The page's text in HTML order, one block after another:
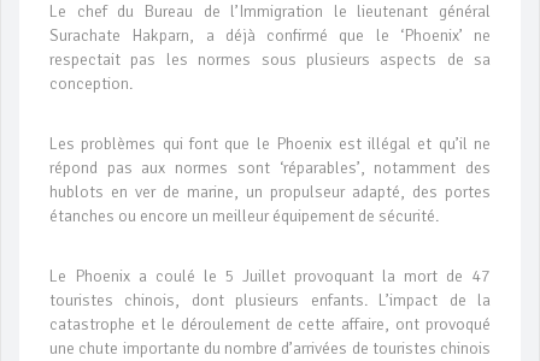
Le chef du Bureau de l’Immigration le lieutenant général
Surachate Hakparn, a déjà confirmé que le ‘Phoenix’ ne
respectait pas les normes sous plusieurs aspects de sa
conception.
Les problèmes qui font que le Phoenix est illégal et qu’il ne
répond pas aux normes sont ‘réparables’, notamment des
hublots en ver de marine, un propulseur adapté, des portes
étanches ou encore un meilleur équipement de sécurité.
Le Phoenix a coulé le 5 Juillet provoquant la mort de 47
touristes chinois, dont plusieurs enfants. L’impact de la
catastrophe et le déroulement de cette affaire, ont provoqué
une chute importante du nombre d’arrivées de touristes chinois